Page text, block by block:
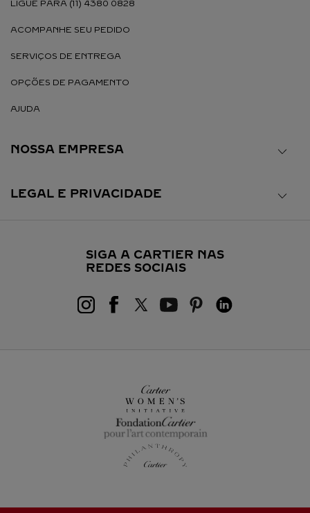
LIGUE PARA (11) 4380 0828
ACOMPANHE SEU PEDIDO
SERVIÇOS DE ENTREGA
OPÇÕES DE PAGAMENTO
AJUDA
NOSSA EMPRESA
LEGAL E PRIVACIDADE
SIGA A CARTIER NAS
REDES SOCIAIS